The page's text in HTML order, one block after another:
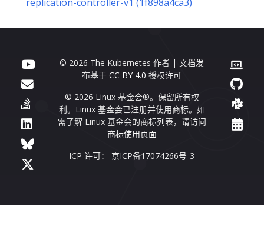
© 2026 The Kubernetes 作者 | 文档发
布基于CC BY 4.0 授权许可
© 2026 Linux 基金会®。保留所有权
利。Linux 基金会已注册并使用商标。如
需了解 Linux 基金会的商标列表，请访问
商标使用页面
ICP 许可： 京ICP备17074266号-3